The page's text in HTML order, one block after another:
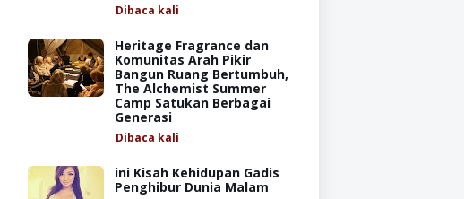
Dibaca kali
Heritage Fragrance dan
Komunitas Arah Pikir
Bangun Ruang Bertumbuh,
The Alchemist Summer
Camp Satukan Berbagai
Generasi
Dibaca kali
ini Kisah Kehidupan Gadis
Penghibur Dunia Malam